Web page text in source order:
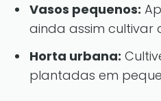
Vasos pequenos:
ainda assim cultivar
Horta urbana:
plantadas em